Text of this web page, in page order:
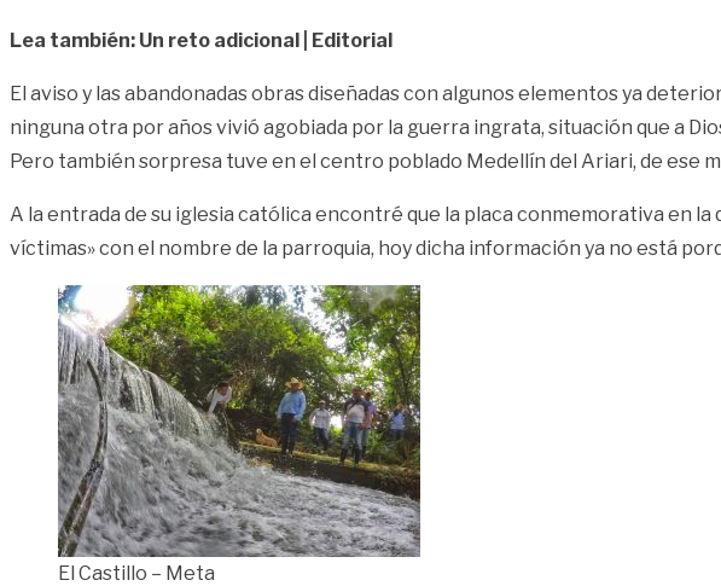
Lea también: Un reto adicional | Editorial
El aviso y las abandonadas obras diseñadas con algunos elementos ya
ninguna otra por años vivió agobiada por la guerra ingrata, situación que a
Pero también sorpresa tuve en el centro poblado Medellín del Ariari, de ese
A la entrada de su iglesia católica encontré que la placa conmemorativa en
víctimas» con el nombre de la parroquia, hoy dicha información ya no está
El Castillo – Meta